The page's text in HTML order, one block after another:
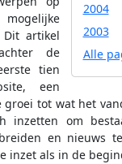
2004
2003
Alle
artikel
de
tien
een
tot wat het
inzetten om
en nieuws
inzet als in de